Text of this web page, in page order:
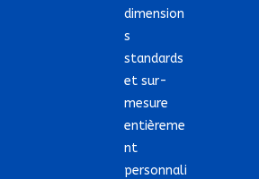
dimension
s
standards
et sur-
mesure
entièreme
nt
personnali